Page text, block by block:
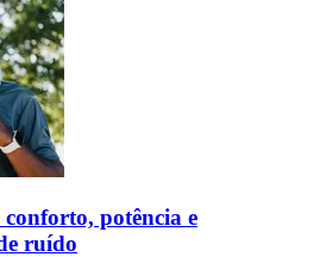
potência e
ruído